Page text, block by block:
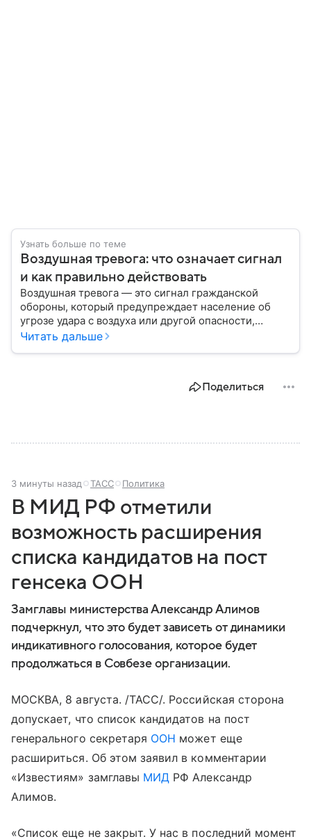
Узнать больше по теме
Воздушная тревога: что означает сигнал
и как правильно действовать
Воздушная тревога — это сигнал гражданской
обороны, который предупреждает население об
угрозе удара с воздуха или другой опасности,
требующей немедленного укрытия. В последние
объявления. В материале рассказываем, что
Читать дальше
Поделиться
3 минуты назад ТАСС Политика
В МИД РФ отметили
возможность расширения
списка кандидатов на пост
генсека ООН
Замглавы министерства Александр Алимов
подчеркнул, что это будет зависеть от динамики
индикативного голосования, которое будет
продолжаться в Совбезе организации.
МОСКВА, 8 августа. /ТАСС/. Российская сторона
допускает, что список кандидатов на пост
генерального секретаря ООН может еще
расшириться. Об этом заявил в комментарии
«Известиям» замглавы МИД РФ Александр
Алимов.
«Список еще не закрыт. У нас в последний момент